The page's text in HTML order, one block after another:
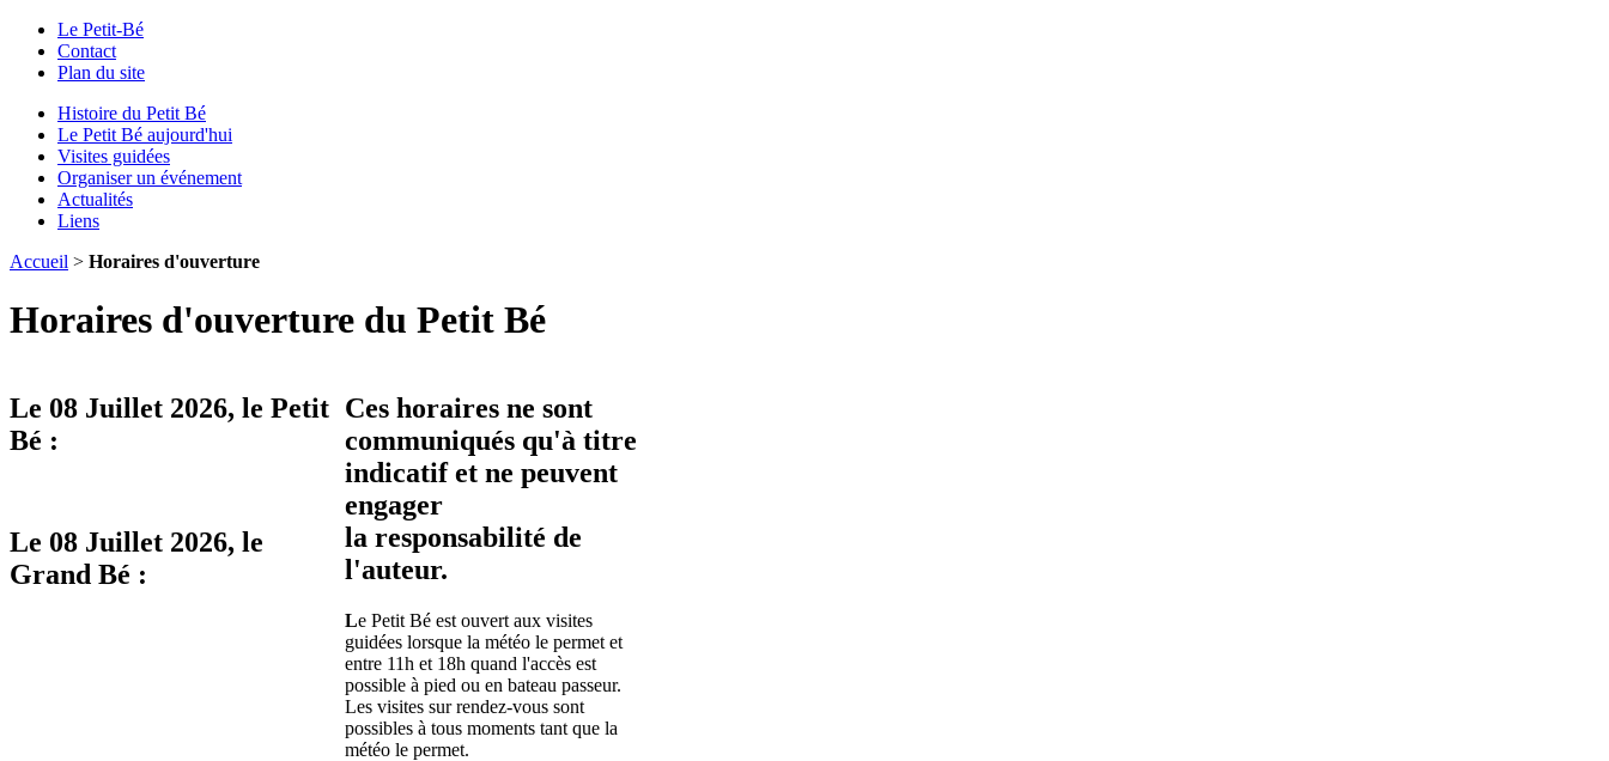
Le Petit-Bé
Contact
Plan du site
Histoire du Petit Bé
Le Petit Bé aujourd'hui
Visites guidées
Organiser un événement
Actualités
Liens
Accueil > Horaires d'ouverture
Horaires d'ouverture du Petit Bé
Le 08 Juillet 2026, le Petit
Bé :
Le 08 Juillet 2026, le
Grand Bé :
Ces horaires ne sont
communiqués qu'à titre
indicatif et ne peuvent
engager
la responsabilité de
l'auteur.
Le Petit Bé est ouvert aux visites
guidées lorsque la météo le permet et
entre 11h et 18h quand l'accès est
possible à pied ou en bateau passeur.
Les visites sur rendez-vous sont
possibles à tous moments tant que la
météo le permet.